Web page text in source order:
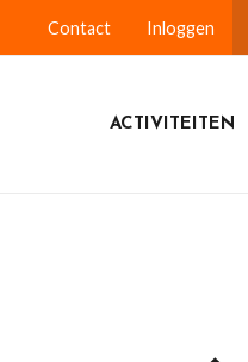
Contact Inloggen
ACTIVITEITEN